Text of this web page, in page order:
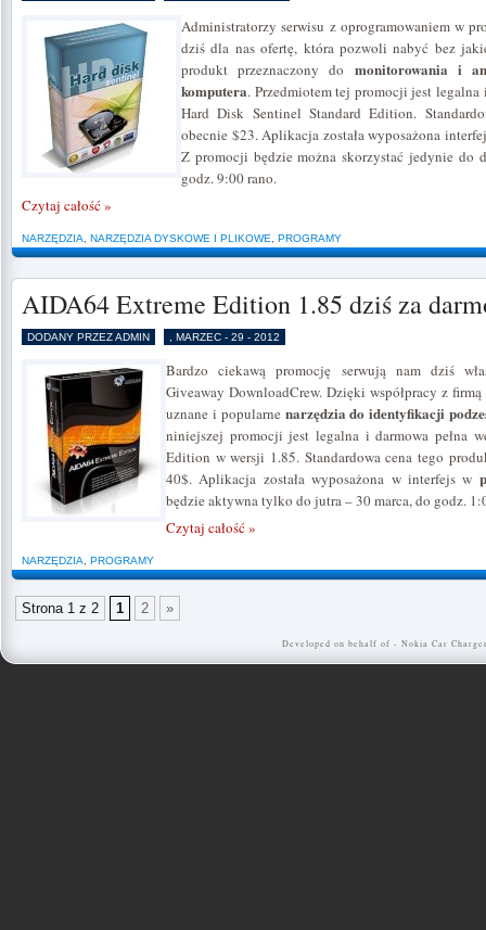
Administratorzy serwisu z oprogramowaniem w
dziś dla nas ofertę, która pozwoli nabyć bez
produkt przeznaczony do monitorowania i
komputera. Przedmiotem tej promocji jest legalna
Hard Disk Sentinel Standard Edition.
obecnie $23. Aplikacja została wyposażona
Z promocji będzie można skorzystać jedynie do
godz. 9:00 rano.
Czytaj całość »
NARZĘDZIA NARZĘDZIA DYSKOWE I PLIKOWE PROGRAMY
AIDA64 Extreme Edition 1.85 dziś za
DODANY PRZEZ ADMIN , MARZEC - 29 - 2012
Bardzo ciekawą promocję serwują nam dziś
Giveaway DownloadCrew. Dzięki współpracy z
uznane i popularne narzędzia do identyfikacji
niniejszej promocji jest legalna i darmowa pełna
Edition w wersji 1.85. Standardowa cena tego
40$. Aplikacja została wyposażona w interfejs w
będzie aktywna tylko do jutra – 30 marca, do godz.
Czytaj całość »
NARZĘDZIA PROGRAMY
Strona 1 z 2 1 2 »
Developed on behalf of - Nokia Car